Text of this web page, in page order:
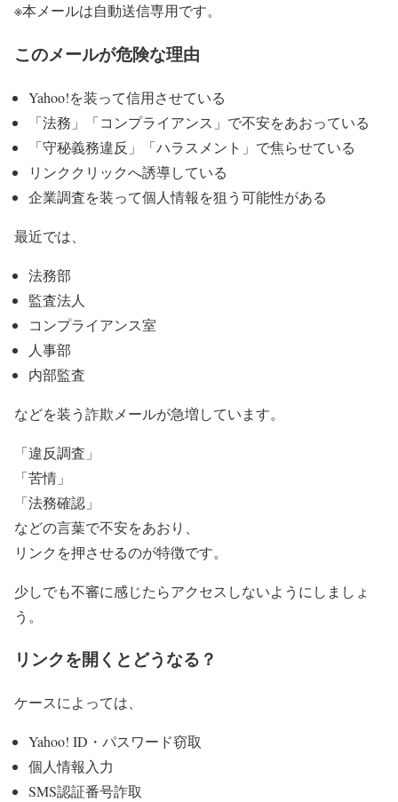
※本メールは自動送信専用です。
このメールが危険な理由
Yahoo!を装って信用させている
「法務」「コンプライアンス」で不安をあおっている
「守秘義務違反」「ハラスメント」で焦らせている
リンククリックへ誘導している
企業調査を装って個人情報を狙う可能性がある
最近では、
法務部
監査法人
コンプライアンス室
人事部
内部監査
などを装う詐欺メールが急増しています。
「違反調査」
「苦情」
「法務確認」
などの言葉で不安をあおり、
リンクを押させるのが特徴です。
少しでも不審に感じたらアクセスしないようにしましょ
う。
リンクを開くとどうなる？
ケースによっては、
Yahoo! ID・パスワード窃取
個人情報入力
SMS認証番号詐取